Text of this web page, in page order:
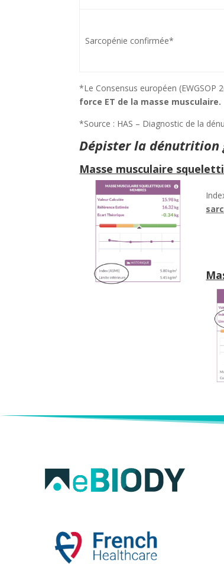
Sarcopénie confirmée*
*Le Consensus européen
force ET de la masse musculaire.
*Source : HAS – Diagnostic de la
Dépister la dénutrition
Masse musculaire